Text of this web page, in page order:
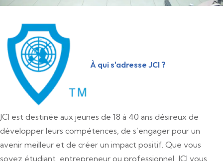
À qui s'adresse JCI ?
JCI est destinée aux jeunes de 18 à 40 ans désireux de
développer leurs compétences, de s’engager pour un
avenir meilleur et de créer un impact positif. Que vous
soyez étudiant, entrepreneur ou professionnel, JCI vous